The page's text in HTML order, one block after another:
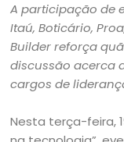
A participação de
Itaú, Boticário,
Builder reforça
discussão acerca
cargos de
Nesta terça-feira,